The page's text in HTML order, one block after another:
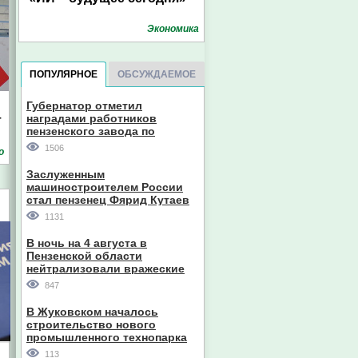
Экономика
ПОПУЛЯРНОЕ ОБСУЖДАЕМОЕ
Губернатор отметил
наградами работников
пензенского завода по
производству станков
1506
Заслуженным
машиностроителем России
стал пензенец Фярид Кутаев
1131
В ночь на 4 августа в
Пензенской области
нейтрализовали вражеские
дроны
847
В Жуковском началось
строительство нового
промышленного технопарка
113